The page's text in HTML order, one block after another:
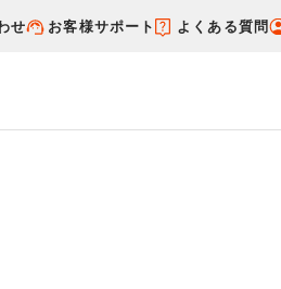
せ お客様サポート よくある質問